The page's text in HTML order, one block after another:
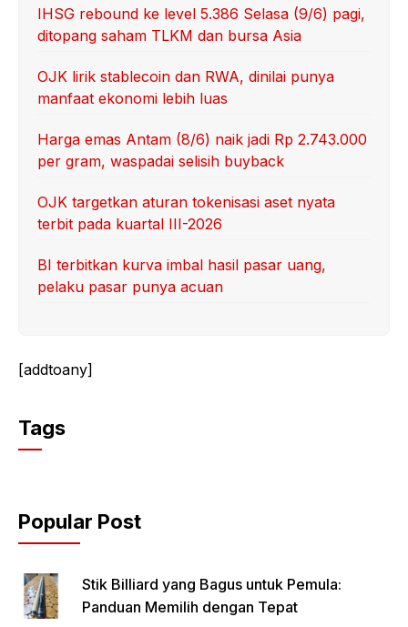
IHSG rebound ke level 5.386 Selasa (9/6) pagi,
ditopang saham TLKM dan bursa Asia
OJK lirik stablecoin dan RWA, dinilai punya
manfaat ekonomi lebih luas
Harga emas Antam (8/6) naik jadi Rp 2.743.000
per gram, waspadai selisih buyback
OJK targetkan aturan tokenisasi aset nyata
terbit pada kuartal III-2026
BI terbitkan kurva imbal hasil pasar uang,
pelaku pasar punya acuan
[addtoany]
Tags
Popular Post
Stik Billiard yang Bagus untuk Pemula:
Panduan Memilih dengan Tepat